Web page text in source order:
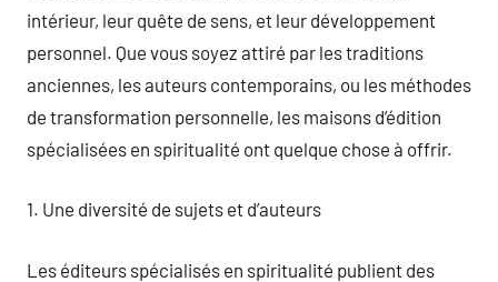
intérieur, leur quête de sens, et leur développement
personnel. Que vous soyez attiré par les traditions
anciennes, les auteurs contemporains, ou les méthodes
de transformation personnelle, les maisons d’édition
spécialisées en spiritualité ont quelque chose à offrir.
1. Une diversité de sujets et d’auteurs
Les éditeurs spécialisés en spiritualité publient des